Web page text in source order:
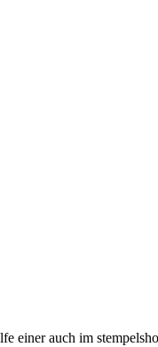
einer auch im